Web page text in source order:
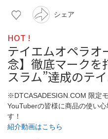
シェア
HOT !
テイエムオペラオ
念】徹底マークを
スラム”達成のテ
※DTCASADESIGN.COM 限定
YouTuberの皆様に商品の使い
す！
紹介動画はこちら